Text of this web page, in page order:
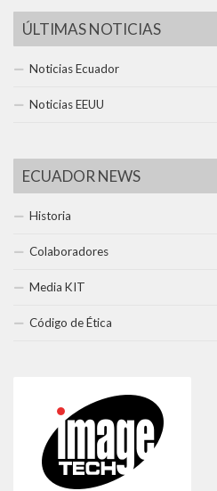
ÚLTIMAS NOTICIAS
Noticias Ecuador
Noticias EEUU
ECUADOR NEWS
Historia
Colaboradores
Media KIT
Código de Ética